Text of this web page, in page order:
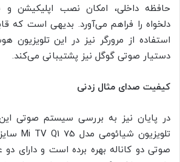
حافظه داخلی، امکان نصب اپلیکیشن و
دلخواه را فراهم می‌آورد. بدیهی است که
استفاده از مرورگر نیز در این تلویزیون
دستیار صوتی گوگل نیز پشتیبانی می‌کند.
کیفیت صدای مثال زدنی
در پایان نیز به بررسی سیستم صوتی این